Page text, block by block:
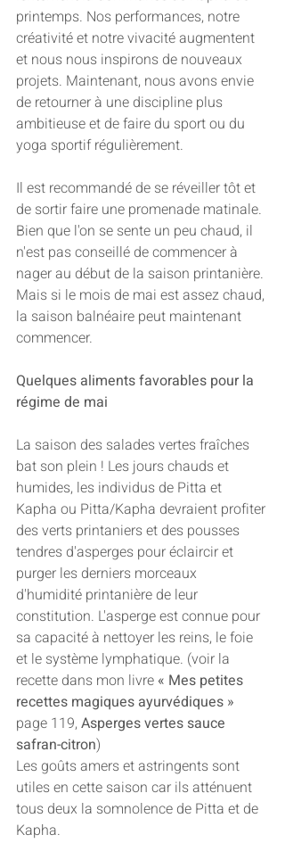
printemps. Nos performances, notre
créativité et notre vivacité augmentent
et nous nous inspirons de nouveaux
projets. Maintenant, nous avons envie
de retourner à une discipline plus
ambitieuse et de faire du sport ou du
yoga sportif régulièrement.
Il est recommandé de se réveiller tôt et
de sortir faire une promenade matinale.
Bien que l'on se sente un peu chaud, il
n'est pas conseillé de commencer à
nager au début de la saison printanière.
Mais si le mois de mai est assez chaud,
la saison balnéaire peut maintenant
commencer.
Quelques aliments favorables pour la
régime de mai
La saison des salades vertes fraîches
bat son plein ! Les jours chauds et
humides, les individus de Pitta et
Kapha ou Pitta/Kapha devraient profiter
des verts printaniers et des pousses
tendres d'asperges pour éclaircir et
purger les derniers morceaux
d'humidité printanière de leur
constitution. L'asperge est connue pour
sa capacité à nettoyer les reins, le foie
et le système lymphatique. (voir la
recette dans mon livre « Mes petites
recettes magiques ayurvédiques »
page 119, Asperges vertes sauce
safran-citron)
Les goûts amers et astringents sont
utiles en cette saison car ils atténuent
tous deux la somnolence de Pitta et de
Kapha.